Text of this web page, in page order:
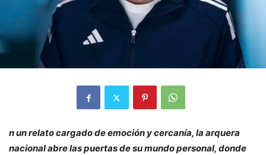
n un relato cargado de emoción y cercanía, la arquera
nacional abre las puertas de su mundo personal, donde